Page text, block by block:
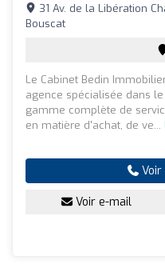
31 Av. de la Libération
Bouscat
Le Cabinet Bedin
agence spécialisée dans
gamme complète de
en matière d'achat, de ve...
Voir
Voir e-mail